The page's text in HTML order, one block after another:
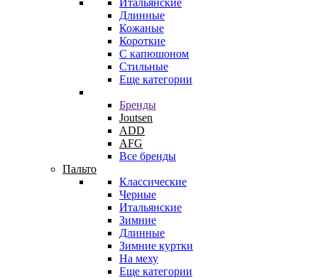
Итальянские
Длинные
Кожаные
Короткие
С капюшоном
Стильные
Еще категории
Бренды
Joutsen
ADD
AFG
Все бренды
Пальто
Классические
Черные
Итальянские
Зимние
Длинные
Зимние куртки
На меху
Еще категории